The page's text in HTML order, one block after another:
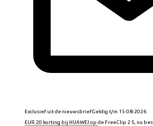
Exclusief uit de nieuwsbriefGeldig t/m 15-08-2026
EUR 20 korting bij HUAWEI op de FreeClip 2 S, nu